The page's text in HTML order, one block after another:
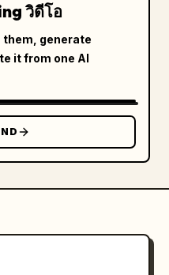
วิดีโอ
generate
it from one AI